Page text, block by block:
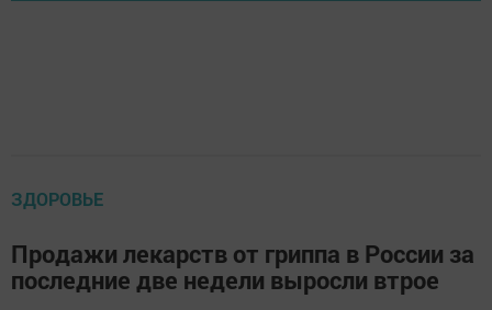
ЗДОРОВЬЕ
Продажи лекарств от гриппа в России за
последние две недели выросли втрое